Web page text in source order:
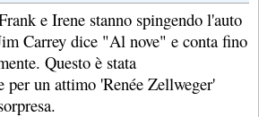
e Irene stanno spingendo l'auto
Carrey dice "Al nove" e conta fino
Questo è stata
per un attimo 'Renée Zellweger'